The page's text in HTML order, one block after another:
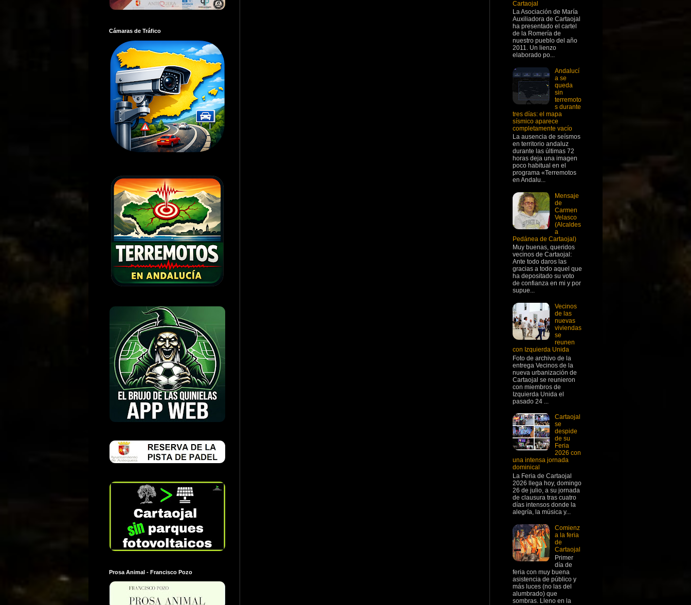
Cámaras de Tráfico
Prosa Animal - Francisco Pozo
Cartaojal
La Asociación de María
Auxiliadora de Cartaojal
ha presentado el cartel
de la Romería de
nuestro pueblo del año
2011. Un lienzo
elaborado po...
Andalucí
a se
queda
sin
terremoto
s durante
tres días: el mapa
sísmico aparece
completamente vacío
La ausencia de seísmos
en territorio andaluz
durante las últimas 72
horas deja una imagen
poco habitual en el
programa «Terremotos
en Andalu...
Mensaje
de
Carmen
Velasco
(Alcaldes
a
Pedánea de Cartaojal)
Muy buenas, queridos
vecinos de Cartaojal:
Ante todo daros las
gracias a todo aquel que
ha depositado su voto
de confianza en mi y por
supue...
Vecinos
de las
nuevas
viviendas
se
reunen
con Izquierda Unida
Foto de archivo de la
entrega Vecinos de la
nueva urbanización de
Cartaojal se reunieron
con miembros de
Izquierda Unida el
pasado 24 ...
Cartaojal
se
despide
de su
Feria
2026 con
una intensa jornada
dominical
La Feria de Cartaojal
2026 llega hoy, domingo
26 de julio, a su jornada
de clausura tras cuatro
días intensos donde la
alegría, la música y...
Comienz
a la feria
de
Cartaojal
Primer
día de
feria con muy buena
asistencia de público y
más luces (no las del
alumbrado) que
sombras. Lleno en la